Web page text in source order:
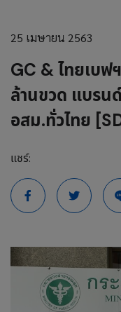
25 เมษายน 2563
GC & ไทยเบฟ
ล้านขวด แบรน
อสม.ทั่วไทย
แชร์: